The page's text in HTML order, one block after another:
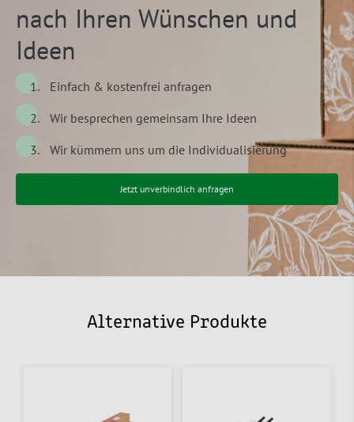
nach Ihren Wünschen und
Ideen
Einfach & kostenfrei anfragen
Wir besprechen gemeinsam Ihre Ideen
Wir kümmern uns um die Individualisierung
Jetzt unverbindlich anfragen
Alternative Produkte